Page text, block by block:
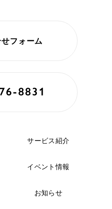
フォーム
8831
サービス紹介
イベント情報
お知らせ